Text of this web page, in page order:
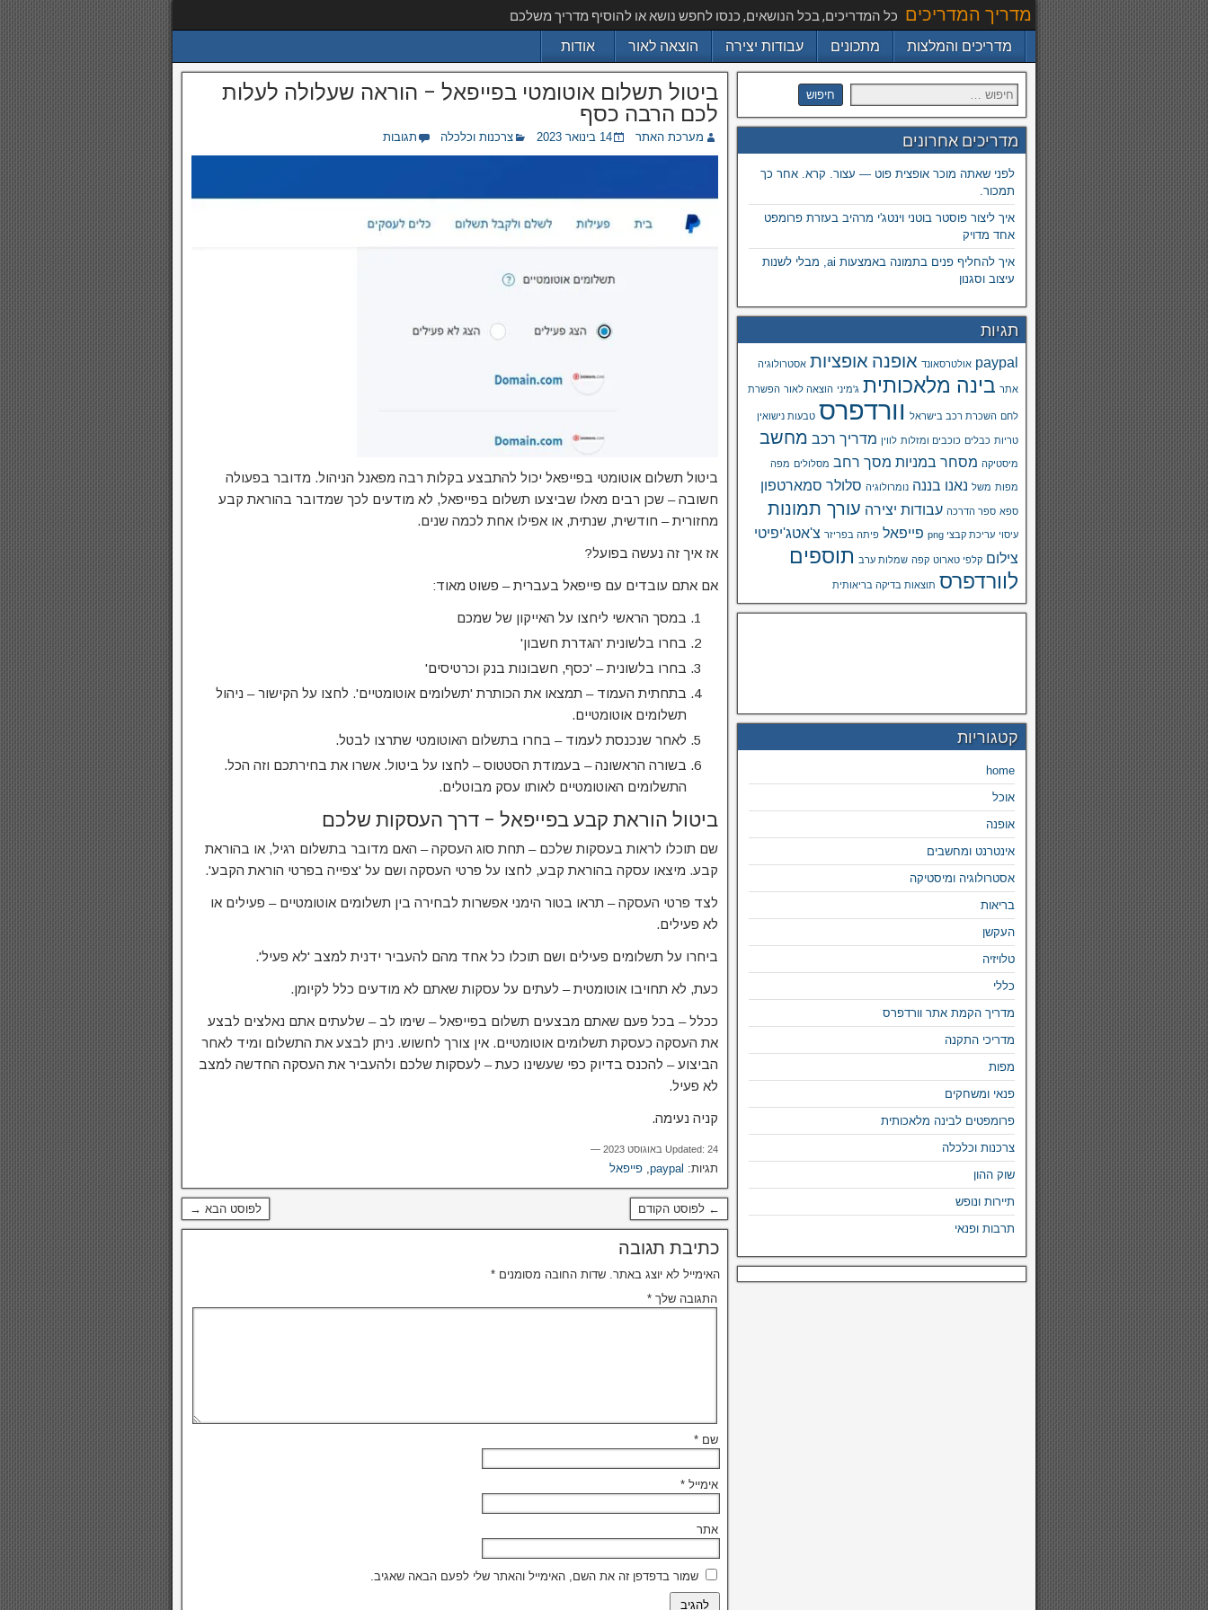
מדריך המדריכים כל המדריכים, בכל הנושאים, כנסו לחפש נושא או להוסיף מדריך משלכם
מדריכים והמלצות מתכונים עבודות יצירה הוצאה לאור אודות
ביטול תשלום אוטומטי בפייפאל – הוראה שעלולה לעלות
לכם הרבה כסף
מערכת האתר 14 בינואר 2023 צרכנות וכלכלה תגובות
ביטול תשלום אוטומטי בפייפאל יכול להתבצע בקלות רבה מפאנל הניהול. מדובר בפעולה
חשובה – שכן רבים מאלו שביצעו תשלום בפייפאל, לא מודעים לכך שמדובר בהוראת קבע
מחזורית – חודשית, שנתית, או אפילו אחת לכמה שנים.
אז איך זה נעשה בפועל?
אם אתם עובדים עם פייפאל בעברית – פשוט מאוד:
במסך הראשי ליחצו על האייקון של שמכם
בחרו בלשונית 'הגדרת חשבון'
בחרו בלשונית – 'כסף, חשבונות בנק וכרטיסים'
בתחתית העמוד – תמצאו את הכותרת 'תשלומים אוטומטיים'. לחצו על הקישור – ניהול
תשלומים אוטומטיים.
לאחר שנכנסת לעמוד – בחרו בתשלום האוטומטי שתרצו לבטל.
בשורה הראשונה – בעמודת הסטטוס – לחצו על ביטול. אשרו את בחירתכם וזה הכל.
התשלומים האוטומטיים לאותו עסק מבוטלים.
ביטול הוראת קבע בפייפאל – דרך העסקות שלכם
שם תוכלו לראות בעסקות שלכם – תחת סוג העסקה – האם מדובר בתשלום רגיל, או בהוראת
קבע. מיצאו עסקה בהוראת קבע, לחצו על פרטי העסקה ושם על 'צפייה בפרטי הוראת הקבע'.
לצד פרטי העסקה – תראו בטור הימני אפשרות לבחירה בין תשלומים אוטומטיים – פעילים או
לא פעילים.
ביחרו על תשלומים פעילים ושם תוכלו כל אחד מהם להעביר ידנית למצב 'לא פעיל'.
כעת, לא תחויבו אוטומטית – לעתים על עסקות שאתם לא מודעים כלל לקיומן.
ככלל – בכל פעם שאתם מבצעים תשלום בפייפאל – שימו לב – שלעתים אתם נאלצים לבצע
את העסקה כעסקת תשלומים אוטומטיים. אין צורך לחשוש. ניתן לבצע את התשלום ומיד לאחר
הביצוע – להכנס בדיוק כפי שעשינו כעת – לעסקות שלכם ולהעביר את העסקה החדשה למצב
לא פעיל.
קניה נעימה.
Updated: 24 באוגוסט 2023 —
תגיות: paypal
,פייפאל
← לפוסט הקודם לפוסט הבא →
כתיבת תגובה
האימייל לא יוצג באתר. שדות החובה מסומנים*
התגובה שלך*
שם*
אימייל*
אתר
שמור בדפדפן זה את השם, האימייל והאתר שלי לפעם הבאה שאגיב.
מדריכים אחרונים
לפני שאתה מוכר אופצית פוט — עצור. קרא. אחר כך
תמכור.
איך ליצור פוסטר בוטני וינטג'י מרהיב בעזרת פרומפט
אחד מדויק
איך להחליף פנים בתמונה באמצעות ai, מבלי לשנות
עיצוב וסגנון
תגיות
paypal אולטרסאונד אופנה אופציות אסטרולוגיה
אתר בינה מלאכותית ג'מיני הוצאה לאור הפשרת
לחם השכרת רכב בישראל וורדפרס טבעות נישואין
טריות כבלים כוכבים ומזלות לווין מדריך רכב מחשב
מיסטיקה מסחר במניות מסך רחב מסלולים מפה
מפות משל נאנו בננה נומרולוגיה סלולר סמארטפון
ספא ספר הדרכה עבודות יצירה עורך תמונות
עיסוי עריכת קבצי png פייפאל פיתה בפריזר צ'אטג'יפיטי
צילום קלפי טארוט קפה שמלות ערב תוספים
לוורדפרס תוצאות בדיקה בריאותית
קטגוריות
home
אוכל
אופנה
אינטרנט ומחשבים
אסטרולוגיה ומיסטיקה
בריאות
העקשן
טלויזיה
כללי
מדריך הקמת אתר וורדפרס
מדריכי התקנה
מפות
פנאי ומשחקים
פרומפטים לבינה מלאכותית
צרכנות וכלכלה
שוק ההון
תיירות ונופש
תרבות ופנאי